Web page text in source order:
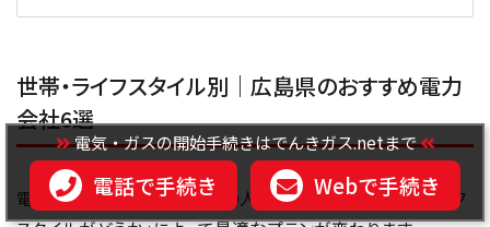
世帯・ライフスタイル別｜広島県のおすすめ電力
会社6選
電力会社選びは「どのくらいの人数で暮らしているか」「ライフ
電気・ガスの開始手続きはでんきガス.netまで
電話で手続き Webで手続き